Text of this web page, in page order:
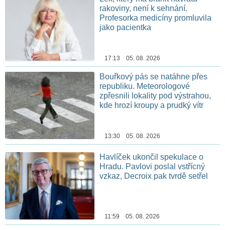
rakoviny, není k sehnání.
Profesorka medicíny promluvila
jako pacientka
17:13 05. 08. 2026
Bouřkový pás se natáhne přes
republiku. Meteorologové
zpřesnili lokality pod výstrahou,
kde hrozí kroupy a prudký vítr
13:30 05. 08. 2026
Havlíček ukončil spekulace o
Hradu. Pavlovi poslal vstřícný
vzkaz, Decroix pak tvrdě setřel
11:59 05. 08. 2026